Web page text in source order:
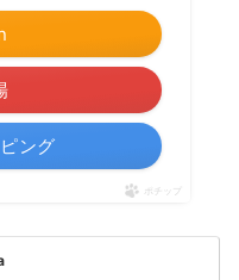
ング
ポチップ